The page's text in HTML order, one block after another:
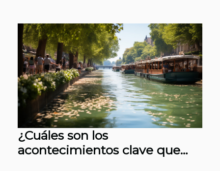
¿Cuáles son los
acontecimientos clave que